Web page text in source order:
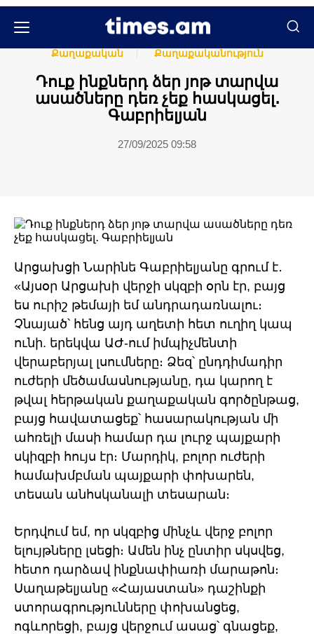
Քաղաքական
Քաղաքականություն
Դուք ինքներդ ձեր յոթ տարվա
ասածները դեռ չեք հասկացել․
Գաբրիելյան
27/09/2025 09:58
Արցախցի Նարինե Գաբրիելյանը գրում է․
«Այսօր Արցախի վերջի սկզբի օրն էր, բայց
ես ուրիշ թեմայի եմ անդրադառնալու։
Չնայած՝ հենց այդ աղետի հետ ուղիղ կապ
ունի. երեկվա ԱԺ-ում իմպիչմենտի
վերաբերյալ լսումները։ Ձեզ՝ ընդդիմադիր
ուժերի մեծամասնությանը, դա կարող է
թվալ հերթական քաղաքական գործընթաց,
բայց հավատացեք՝ հասարակության մի
ահռելի մասի համար դա լուրջ պայքարի
սկիզբի հույս էր։ Մարդիկ, բոլոր ուժերի
համախմբման պայքարի փոխարեն,
տեսան անհսկանալի տեսարան։
Երդվում եմ, որ սկզբից մինչև վերջ բոլոր
ելույթները լսեցի։ Ամեն ինչ ընտիր սկսվեց,
հետո դարձավ ինքնափիառի մարաթոն։
Սաղաթելյանը «Հայաստան» դաշինքի
ստորագրությունները փոխանցեց,
ոգևորեցի, բայց վերջում ասաց՝ գնացեք,